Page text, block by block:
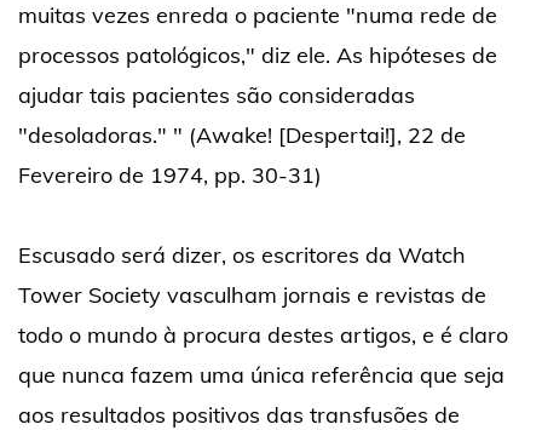
muitas vezes enreda o paciente "numa rede de
processos patológicos," diz ele. As hipóteses de
ajudar tais pacientes são consideradas
"desoladoras." " (Awake! [Despertai!], 22 de
Fevereiro de 1974, pp. 30-31)
Escusado será dizer, os escritores da Watch
Tower Society vasculham jornais e revistas de
todo o mundo à procura destes artigos, e é claro
que nunca fazem uma única referência que seja
aos resultados positivos das transfusões de